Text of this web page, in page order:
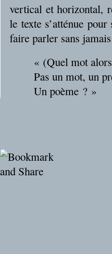
vertical et horizontal,
le texte s’atténue
faire parler sans
« (Quel mot
Pas un mot, un
Un poème ? »